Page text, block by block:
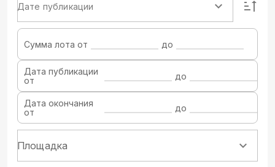
Дате публикации
Сумма лота от до
Дата публикации
от
до
Дата окончания
от
до